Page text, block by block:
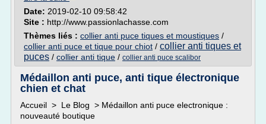
Date: 2019-02-10 09:58:42
Site : http://www.passionlachasse.com
Thèmes liés : collier anti puce tiques et moustiques /
collier anti puce et tique pour chiot / collier anti tiques et
puces / collier anti tique / collier anti puce scalibor
Médaillon anti puce, anti tique électronique
chien et chat
Accueil > Le Blog > Médaillon anti puce electronique :
nouveauté boutique